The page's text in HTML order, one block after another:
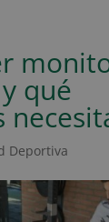
qué
Deportiva